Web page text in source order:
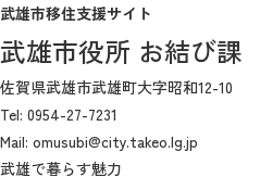
武雄市移住支援サイト
武雄市役所 お結び課
佐賀県武雄市武雄町大字昭和12-10
Tel: 0954-27-7231
Mail: omusubi@city.takeo.lg.jp
武雄で暮らす魅力